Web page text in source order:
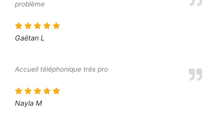
problème
Gaëtan L
Accueil téléphonique trés pro
Nayla M